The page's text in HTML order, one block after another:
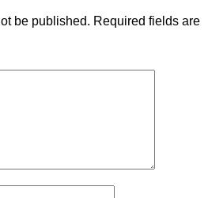
be published. Required fields are